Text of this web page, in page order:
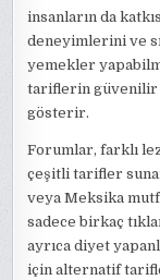
insanların da
deneyimlerini ve
yemekler
tariflerin güvenilir
gösterir.
Forumlar, farklı
çeşitli tarifler
veya Meksika
sadece birkaç
ayrıca diyet
için alternatif